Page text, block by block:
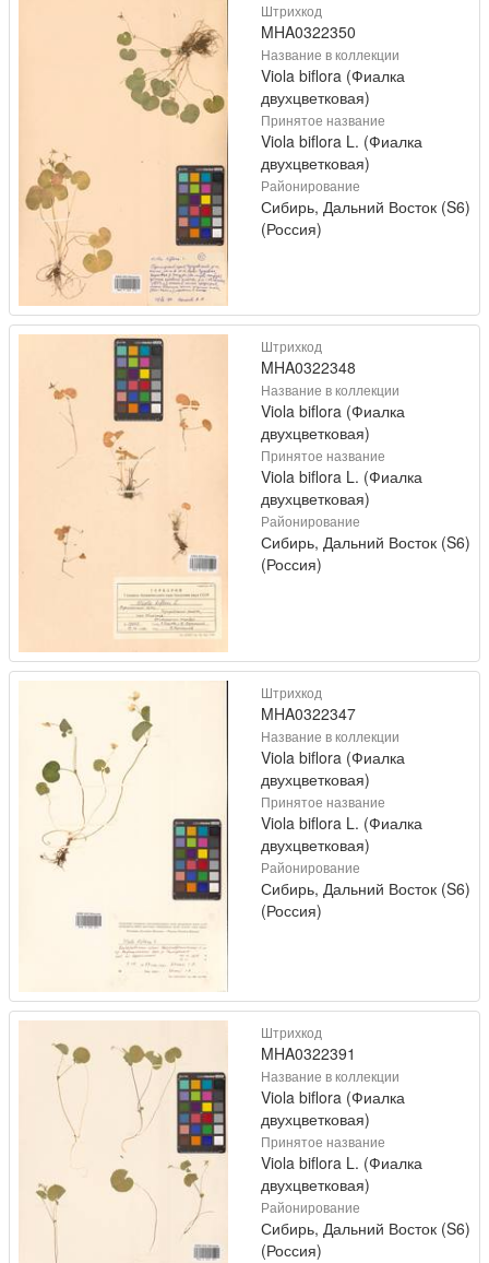
Штрихкод
MHA0322350
Название в коллекции
Viola biflora (Фиалка
двухцветковая)
Принятое название
Viola biflora L. (Фиалка
двухцветковая)
Районирование
Сибирь, Дальний Восток (S6)
(Россия)
Штрихкод
MHA0322348
Название в коллекции
Viola biflora (Фиалка
двухцветковая)
Принятое название
Viola biflora L. (Фиалка
двухцветковая)
Районирование
Сибирь, Дальний Восток (S6)
(Россия)
Штрихкод
MHA0322347
Название в коллекции
Viola biflora (Фиалка
двухцветковая)
Принятое название
Viola biflora L. (Фиалка
двухцветковая)
Районирование
Сибирь, Дальний Восток (S6)
(Россия)
Штрихкод
MHA0322391
Название в коллекции
Viola biflora (Фиалка
двухцветковая)
Принятое название
Viola biflora L. (Фиалка
двухцветковая)
Районирование
Сибирь, Дальний Восток (S6)
(Россия)